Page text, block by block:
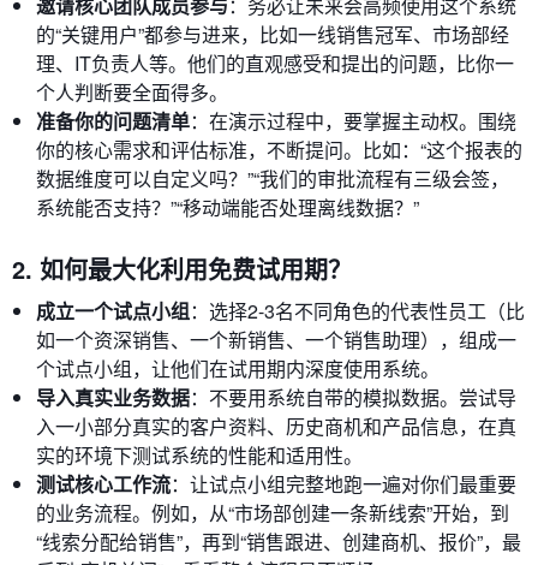
的“关键用户”都参与进来，比如一线销售冠军、市场部经
理、IT负责人等。他们的直观感受和提出的问题，比你一
个人判断要全面得多。
准备你的问题清单：在演示过程中，要掌握主动权。围绕
你的核心需求和评估标准，不断提问。比如：“这个报表的
数据维度可以自定义吗？”“我们的审批流程有三级会签，
系统能否支持？”“移动端能否处理离线数据？”
2. 如何最大化利用免费试用期？
成立一个试点小组：选择2-3名不同角色的代表性员工（比
如一个资深销售、一个新销售、一个销售助理），组成一
个试点小组，让他们在试用期内深度使用系统。
导入真实业务数据：不要用系统自带的模拟数据。尝试导
入一小部分真实的客户资料、历史商机和产品信息，在真
实的环境下测试系统的性能和适用性。
测试核心工作流：让试点小组完整地跑一遍对你们最重要
的业务流程。例如，从“市场部创建一条新线索”开始，到
“线索分配给销售”，再到“销售跟进、创建商机、报价”，最